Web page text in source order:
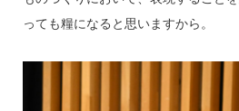
っても糧になると思いますから。